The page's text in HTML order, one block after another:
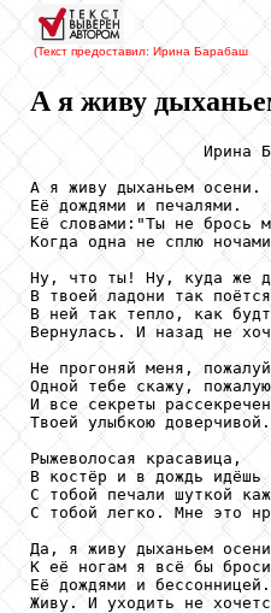
(Текст предоставил: Ирина Барабаш
А я живу
Ирина
А я живу дыханьем осени.
Её дождями и печалями.
Её словами:"Ты не брось
Когда одна не сплю
Ну, что ты! Ну, куда же
В твоей ладони так
В ней так тепло, как
Вернулась. И назад не
Не прогоняй меня,
Одной тебе скажу,
И все секреты
Твоей улыбкою доверчивой.
Рыжеволосая красавица,
В костёр и в дождь идёшь
С тобой печали шуткой
С тобой легко. Мне это
Да, я живу дыханьем
К её ногам я всё бы
Её дождями и бессонницей.
Живу. И уходить не